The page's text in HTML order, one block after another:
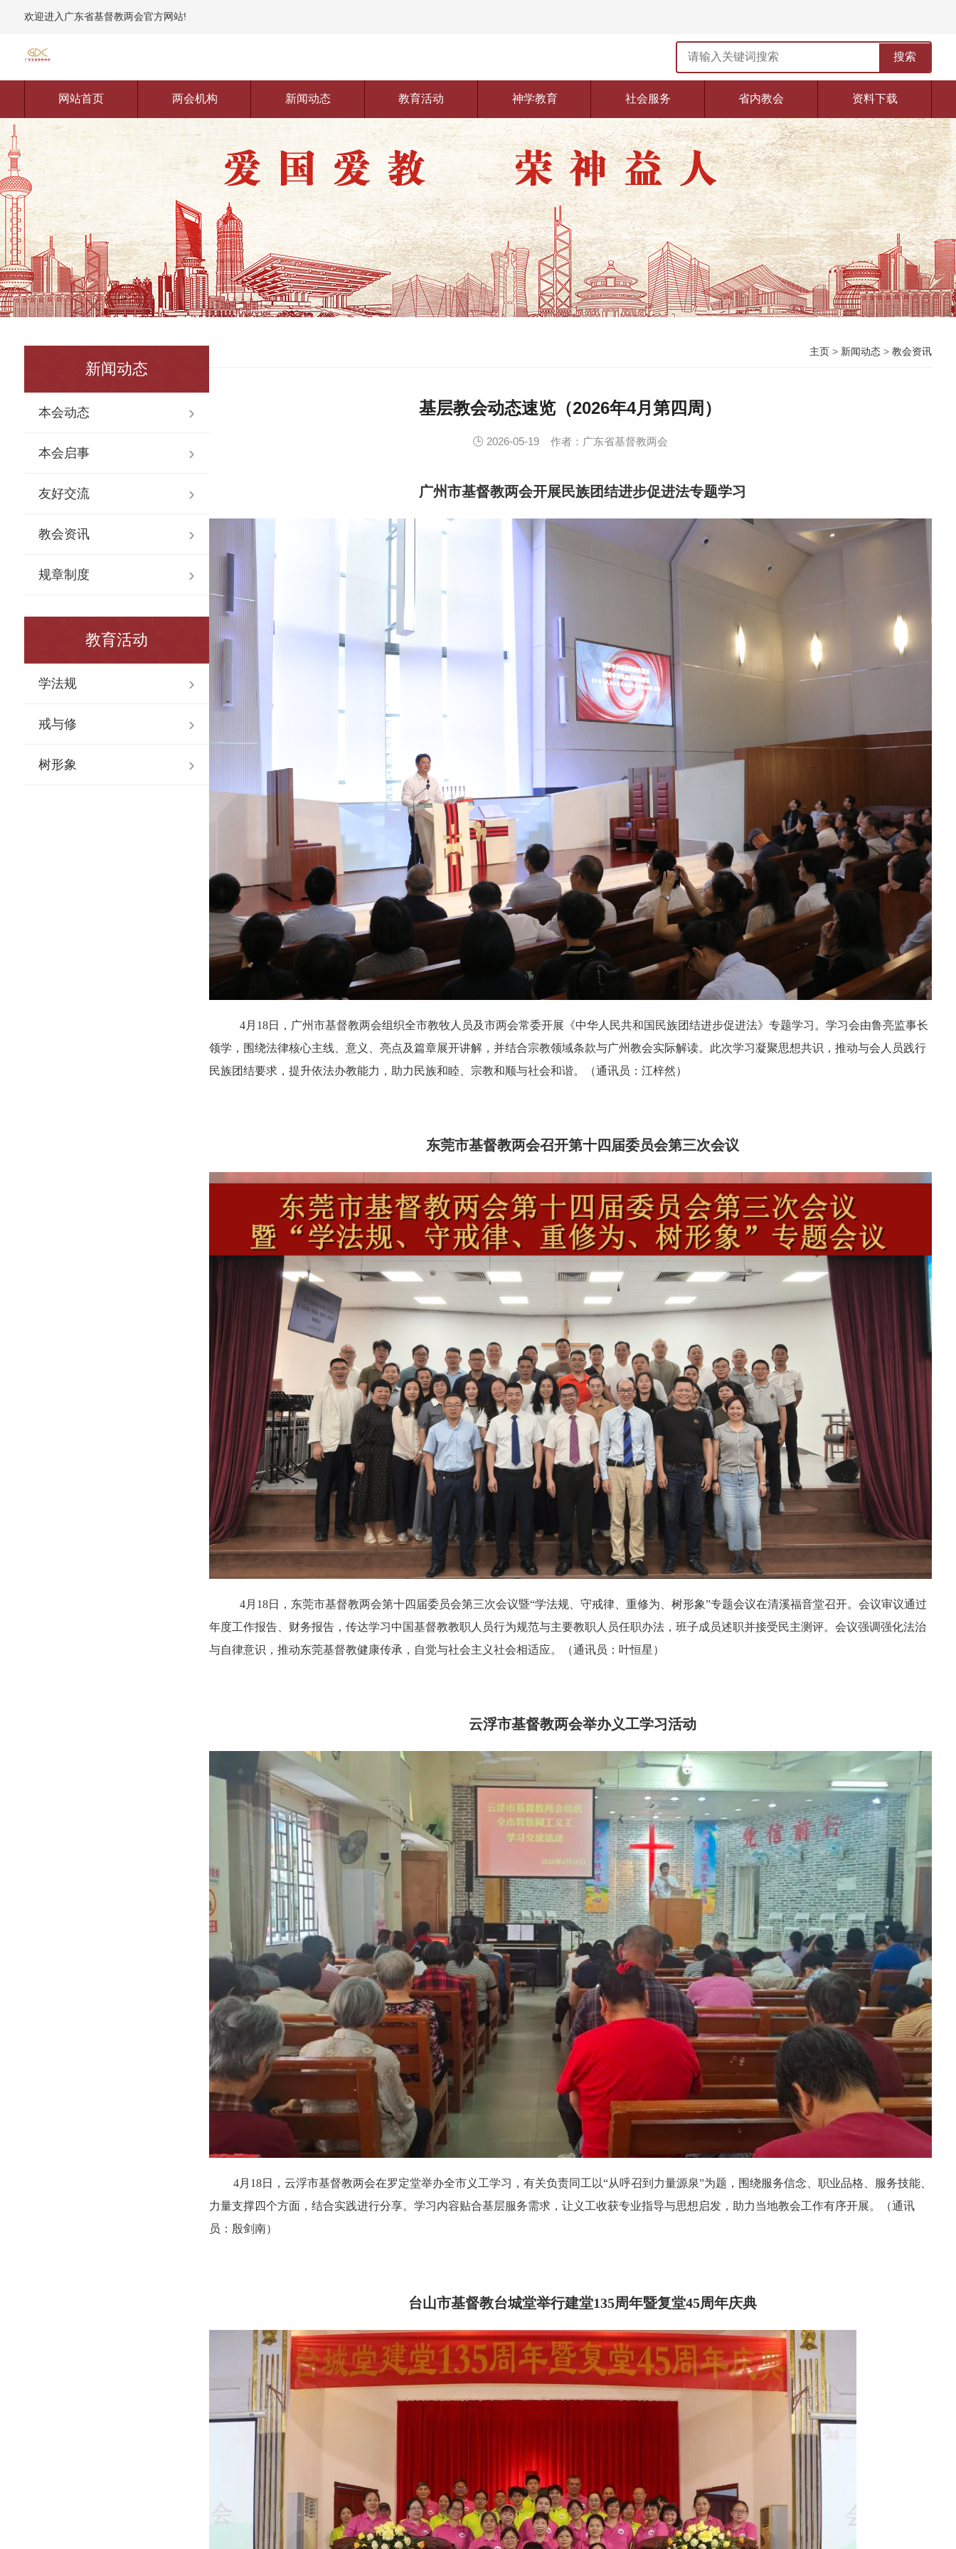
欢迎进入广东省基督教两会官方网站!
搜索
网站首页 两会机构 新闻动态 教育活动 神学教育 社会服务 省内教会 资料下载
新闻动态
本会动态
本会启事
友好交流
教会资讯
规章制度
教育活动
学法规
戒与修
树形象
主页 > 新闻动态 >教会资讯
基层教会动态速览（2026年4月第四周）
🕒 2026-05-19 作者：广东省基督教两会
广州市基督教两会开展民族团结进步促进法专题学习
4月18日，广州市基督教两会组织全市教牧人员及市两会常委开展《中华人民共和国民族团结进步促进法》专题学习。学习会由鲁亮监事长
领学，围绕法律核心主线、意义、亮点及篇章展开讲解，并结合宗教领域条款与广州教会实际解读。此次学习凝聚思想共识，推动与会人员践行
民族团结要求，提升依法办教能力，助力民族和睦、宗教和顺与社会和谐。
（通讯员：江梓然）
东莞市基督教两会召开第十四届委员会第三次会议
4月18日，东莞市基督教两会第十四届委员会第三次会议暨“学法规、守戒律、重修为、树形象”专题会议在清溪福音堂召开。会议审议通过
年度工作报告、财务报告，传达学习中国基督教教职人员行为规范与主要教职人员任职办法，班子成员述职并接受民主测评。会议强调强化法治
与自律意识，推动东莞基督教健康传承，自觉与社会主义社会相适应。
（通讯员：叶恒星）
云浮市基督教两会举办义工学习活动
4月18日，云浮市基督教两会在罗定堂举办全市义工学习，有关负责同工以“从呼召到力量源泉”为题，围绕服务信念、职业品格、服务技能、
力量支撑四个方面，结合实践进行分享。学习内容贴合基层服务需求，让义工收获专业指导与思想启发，助力当地教会工作有序开展。
（通讯
员：殷剑南）
台山市基督教台城堂举行建堂135周年暨复堂45周年庆典